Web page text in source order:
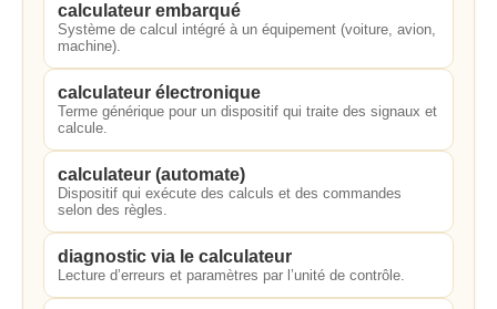
calculateur embarqué
Système de calcul intégré à un équipement (voiture, avion,
machine).
calculateur électronique
Terme générique pour un dispositif qui traite des signaux et
calcule.
calculateur (automate)
Dispositif qui exécute des calculs et des commandes
selon des règles.
diagnostic via le calculateur
Lecture d’erreurs et paramètres par l’unité de contrôle.